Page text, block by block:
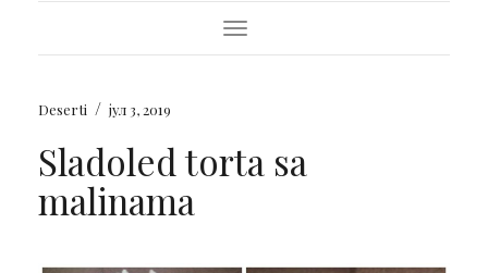
Toggle Navigation
Deserti / јул 3, 2019
Sladoled torta sa
malinama